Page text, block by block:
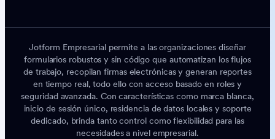
Jotform Empresarial permite a las organizaciones diseñar
formularios robustos y sin código que automatizan los flujos
de trabajo, recopilan firmas electrónicas y generan reportes
en tiempo real, todo ello con acceso basado en roles y
seguridad avanzada. Con características como marca blanca,
inicio de sesión único, residencia de datos locales y soporte
dedicado, brinda tanto control como flexibilidad para las
necesidades a nivel empresarial.